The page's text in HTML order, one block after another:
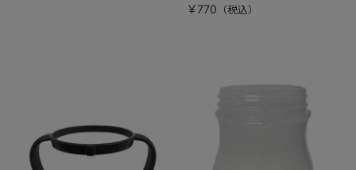
￥770